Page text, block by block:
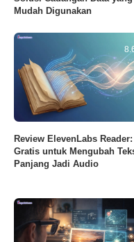
Mudah Digunakan
Review ElevenLabs Reader:
Gratis untuk Mengubah
Panjang Jadi Audio